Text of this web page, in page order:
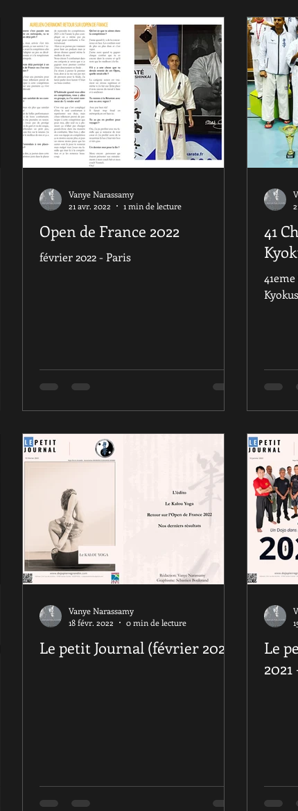
Open de France 2022
février 2022 - Paris
Vanye Narassamy
21 avr. 2022
1 min de lecture
41
Le petit Journal (février 2022)
Vanye Narassamy
18 févr. 2022
0 min de lecture
Le petit